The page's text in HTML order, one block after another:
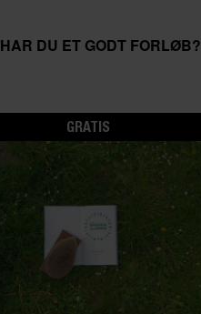
HAR DU ET GODT FORLØB?
GRATIS